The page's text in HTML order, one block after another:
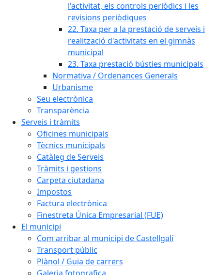
l'activitat, els controls periòdics i les
revisions periòdiques
22. Taxa per a la prestació de serveis i
realització d'activitats en el gimnàs
municipal
23. Taxa prestació bústies municipals
Normativa / Ordenances Generals
Urbanisme
Seu electrònica
Transparència
Serveis i tràmits
Oficines municipals
Tècnics municipals
Catàleg de Serveis
Tràmits i gestions
Carpeta ciutadana
Impostos
Factura electrònica
Finestreta Única Empresarial (FUE)
El municipi
Com arribar al municipi de Castellgalí
Transport públic
Plànol / Guia de carrers